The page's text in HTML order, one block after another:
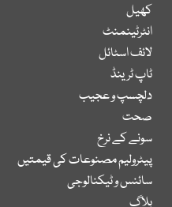
کھیل
انٹرٹینمنٹ
لائف اسٹائل
ٹاپ ٹرینڈ
دلچسپ و عجیب
صحت
سونے کے نرخ
پیٹرولیم مصنوعات کی قیمتیں
سائنس و ٹیکنالوجی
بلاگ